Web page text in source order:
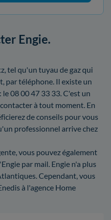
Engie.
tel qu'un tuyau de gaz qui
par téléphone. Il existe un
08 00 47 33 33. C'est un
à tout moment. En
de conseils pour vous
professionnel arrive chez
vous pouvez également
par mail. Engie n'a plus
Cependant, vous
à l'agence Home